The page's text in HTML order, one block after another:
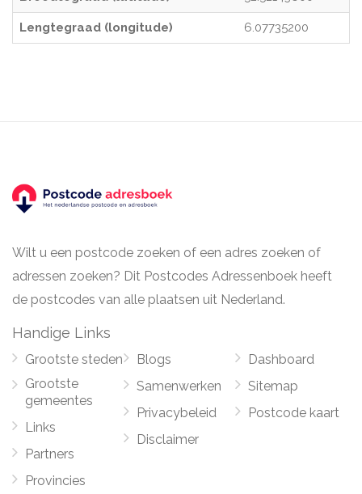
Lengtegraad (longitude) 6.07735200
Wilt u een postcode zoeken of een adres zoeken of
adressen zoeken? Dit Postcodes Adressenboek heeft
de postcodes van alle plaatsen uit Nederland.
Handige Links
Grootste steden
Grootste
gemeentes
Links
Partners
Provincies
Blogs
Samenwerken
Privacybeleid
Disclaimer
Dashboard
Sitemap
Postcode kaart